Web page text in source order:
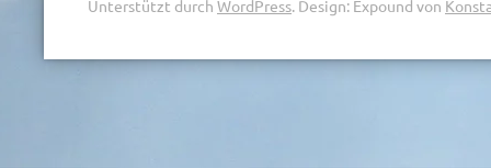
Unterstützt durch WordPress. Design: Expound von